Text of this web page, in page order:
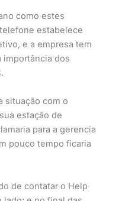
como estes
estabelece
e a empresa tem
importância dos
situação com o
estação de
para a gerencia
pouco tempo ficaria
de contatar o Help